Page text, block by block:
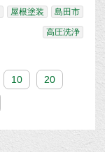
屋根塗装 島田市
高圧洗浄
10 20